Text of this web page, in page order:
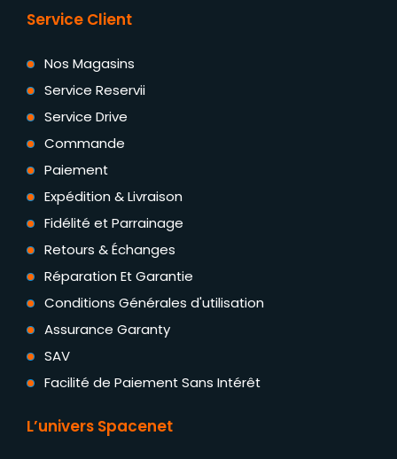
Service Client
Nos Magasins
Service Reservii
Service Drive
Commande
Paiement
Expédition & Livraison
Fidélité et Parrainage
Retours & Échanges
Réparation Et Garantie
Conditions Générales d'utilisation
Assurance Garanty
SAV
Facilité de Paiement Sans Intérêt
L’univers Spacenet